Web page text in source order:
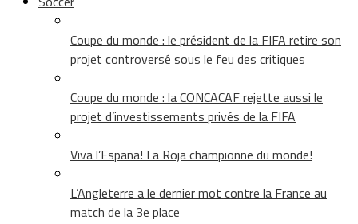
Coupe du monde : le président de la FIFA retire son
projet controversé sous le feu des critiques
Coupe du monde : la CONCACAF rejette aussi le
projet d’investissements privés de la FIFA
Viva l’España! La Roja championne du monde!
L’Angleterre a le dernier mot contre la France au
match de la 3e place